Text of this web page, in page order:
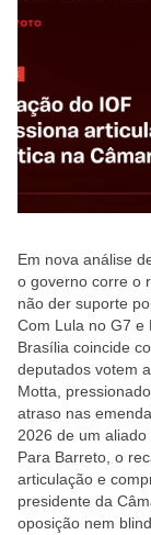
Em nova análise
o governo corre o
não der suporte
Com Lula no G7 e
Brasília coincide
deputados votem
Motta,
atraso nas
2026 de um aliado
Para Barreto, o
articulação e
presidente da
oposição nem